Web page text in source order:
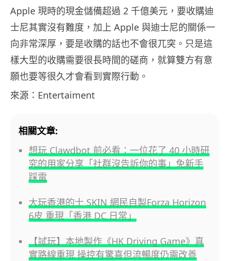
Apple 現時的現金儲備超過 2 千億美元，要收購迪
士尼其實沒有難度，加上 Apple 與迪士尼的關係一
向非常深厚，要是收購的話也不會很兀突。只是這
樣大型的收購需要很長時間的磋商，就算雙方有意
願也要等很久才會看到實際行動。
來源：Entertaiment
相關文章:
想玩 Clawdbot 前必看：一位花了 40 小時研
究的用家分享「社群沒告訴你的事」免新手
踩雷
大玩香港的士 SKIN 網民自製Forza Horizon
6皮 重現「香港 DC 日常」
【試玩】本地製作《HK Driving Game》真
實路線重現 操控有驚喜但流暢度仍需改善